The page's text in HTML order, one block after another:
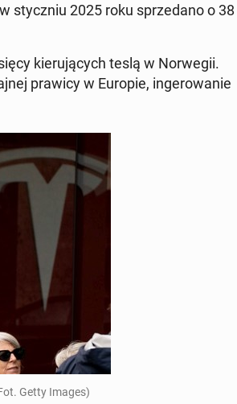
stycz­niu 2025 roku sprze­da­no o 38
kie­ru­ją­cych teslą w Nor­we­gii.
prawicy w Europie, in­ge­ro­wa­nie
Getty Images)